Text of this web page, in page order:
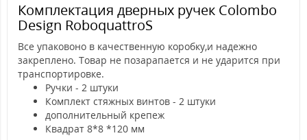
Комплектация дверных ручек Colombo
Design RoboquattroS
Все упаковоно в качественную коробку,и надежно
закреплено. Товар не позарапается и не ударится при
транспортировке.
Ручки - 2 штуки
Комплект стяжных винтов - 2 штуки
дополнительный крепеж
Квадрат 8*8 *120 мм